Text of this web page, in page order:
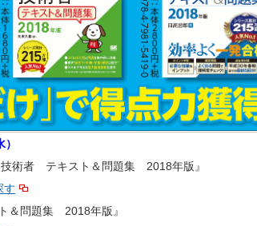
）
術者 テキスト＆問題集 2018年版』
す
＆問題集 2018年版』